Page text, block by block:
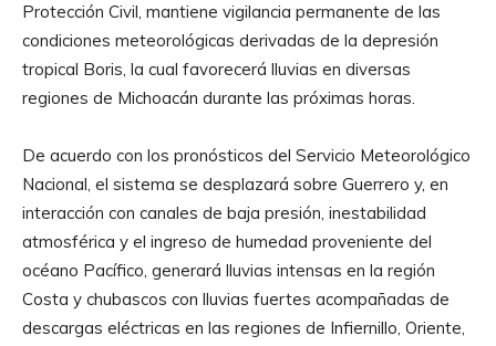
Protección Civil, mantiene vigilancia permanente de las
condiciones meteorológicas derivadas de la depresión
tropical Boris, la cual favorecerá lluvias en diversas
regiones de Michoacán durante las próximas horas.
De acuerdo con los pronósticos del Servicio Meteorológico
Nacional, el sistema se desplazará sobre Guerrero y, en
interacción con canales de baja presión, inestabilidad
atmosférica y el ingreso de humedad proveniente del
océano Pacífico, generará lluvias intensas en la región
Costa y chubascos con lluvias fuertes acompañadas de
descargas eléctricas en las regiones de Infiernillo, Oriente,